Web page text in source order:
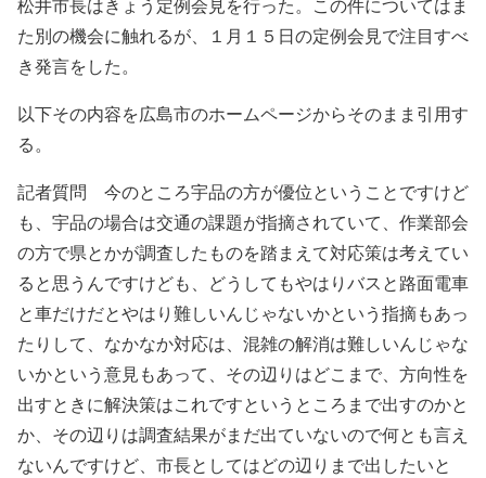
松井市長はきょう定例会見を行った。この件についてはま
た別の機会に触れるが、１月１５日の定例会見で注目すべ
き発言をした。
以下その内容を広島市のホームページからそのまま引用す
る。
記者質問 今のところ宇品の方が優位ということですけど
も、宇品の場合は交通の課題が指摘されていて、作業部会
の方で県とかが調査したものを踏まえて対応策は考えてい
ると思うんですけども、どうしてもやはりバスと路面電車
と車だけだとやはり難しいんじゃないかという指摘もあっ
たりして、なかなか対応は、混雑の解消は難しいんじゃな
いかという意見もあって、その辺りはどこまで、方向性を
出すときに解決策はこれですというところまで出すのかと
か、その辺りは調査結果がまだ出ていないので何とも言え
ないんですけど、市長としてはどの辺りまで出したいと